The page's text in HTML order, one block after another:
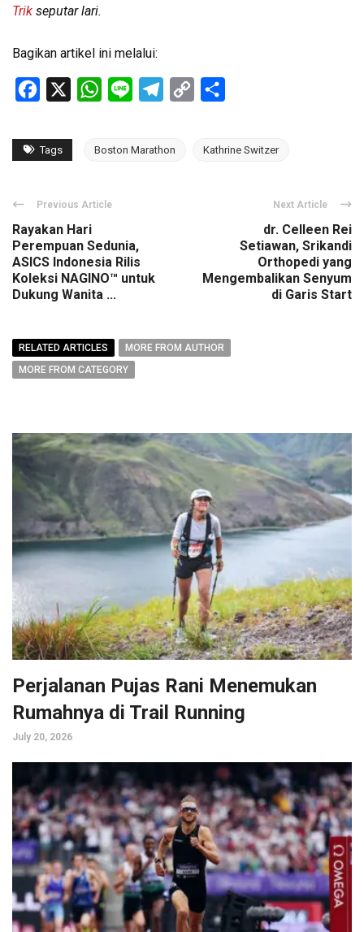
Trik seputar lari.
Bagikan artikel ini melalui:
Facebook WhatsApp
Line Telegram
Copy
Tags Boston Marathon Kathrine Switzer
Previous Article
Rayakan Hari
Perempuan Sedunia,
ASICS Indonesia Rilis
Koleksi NAGINO™ untuk
Dukung Wanita ...
Next Article
dr. Celleen Rei
Setiawan, Srikandi
Orthopedi yang
Mengembalikan Senyum
di Garis Start
RELATED ARTICLES
MORE FROM AUTHOR
MORE FROM CATEGORY
Perjalanan Pujas Rani Menemukan
Rumahnya di Trail Running
July 20, 2026